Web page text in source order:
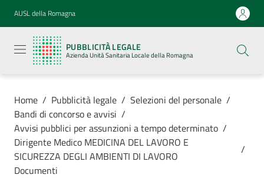
Vai al contenuto
Vai alla navigazione
Vai al footer
AUSL della Romagna
PUBBLICITÀ LEGALE
Azienda Unità Sanitaria Locale della Romagna
legale
Azienda
Unità
Locale della
Azienda
Home / Pubblicità legale / Selezioni del personale /
Bandi di concorso e avvisi /
Avvisi pubblici per assunzioni a tempo determinato /
Dirigente Medico MEDICINA DEL LAVORO E
SICUREZZA DEGLI AMBIENTI DI LAVORO
/
Documenti